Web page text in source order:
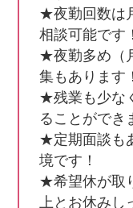
★夜勤回数は
相談可能です！
★夜勤多め（
集もあります！
★残業も少な
ることができ
★定期面談も
境です！
★希望休が取
上とお休みし